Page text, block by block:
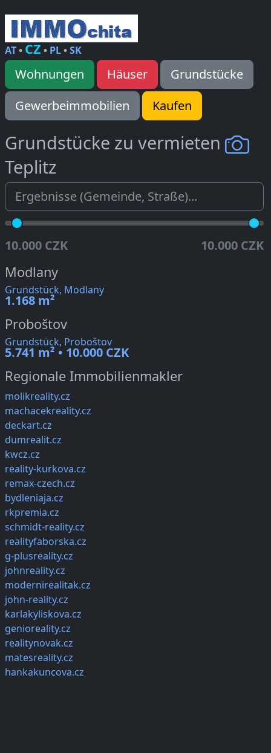
AT• CZ • PL•SK
Wohnungen Häuser
Grundstücke
Gewerbeimmobilien
Kaufen
Grundstücke zu vermieten
Teplitz
10.000 CZK 10.000 CZK
Modlany
Grundstück, Modlany
1.168 m²
Proboštov
Grundstück, Proboštov
5.741 m² • 10.000 CZK
Regionale Immobilienmakler
molikreality.cz
machacekreality.cz
deckart.cz
dumrealit.cz
kwcz.cz
reality-kurkova.cz
remax-czech.cz
bydleniaja.cz
rkpremia.cz
schmidt-reality.cz
realityfaborska.cz
g-plusreality.cz
johnreality.cz
modernirealitak.cz
john-reality.cz
karlakyliskova.cz
genioreality.cz
realitynovak.cz
matesreality.cz
hankakuncova.cz